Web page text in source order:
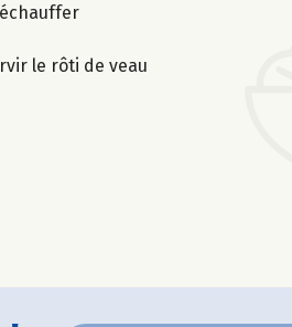
le rôti de veau